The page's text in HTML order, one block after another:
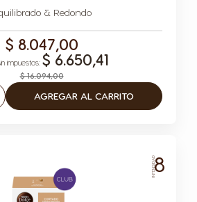
& Redondo
$ 16.094,00
$ 8.047,00
$ 6.650,41
AGREGAR AL CARRITO
INTENSIDAD8